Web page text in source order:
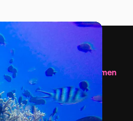
Unternehmen
Preise
Über uns
Reviews